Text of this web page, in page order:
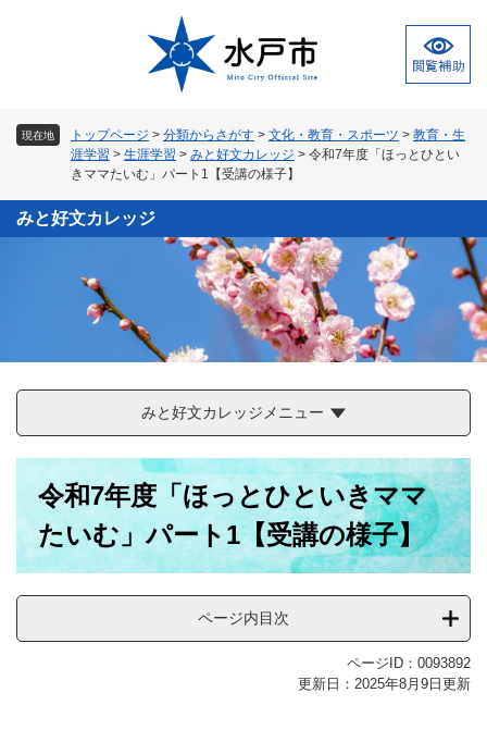
文
現在地 トップページ > 分類からさがす > 文化・教育・スポーツ > 教育・生
涯学習 > 生涯学習 > みと好文カレッジ > 令和7年度「ほっとひとい
きママたいむ」パート1【受講の様子】
みと好文カレッジ
みと好文カレッジメニュー
令和7年度「ほっとひといきママ
たいむ」パート1【受講の様子】
ページ内目次
ページID：0093892
更新日：2025年8月9日更新